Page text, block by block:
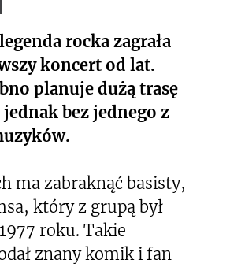
rocka zagrała
koncert od lat.
planuje dużą trasę
bez jednego z
ma zabraknąć basisty,
który z grupą był
roku. Takie
znany komik i fan